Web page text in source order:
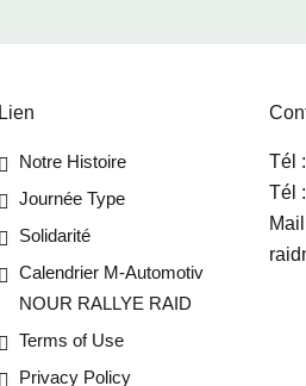
Lien
Notre Histoire
Journée Type
Solidarité
Calendrier M-Automotiv
NOUR RALLYE RAID
Terms of Use
Privacy Policy
Tél :
Tél :